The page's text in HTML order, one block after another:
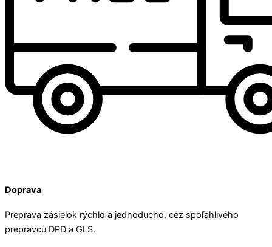
Doprava
Preprava zásielok rýchlo a jednoducho, cez spoľahlivého
prepravcu DPD a GLS.